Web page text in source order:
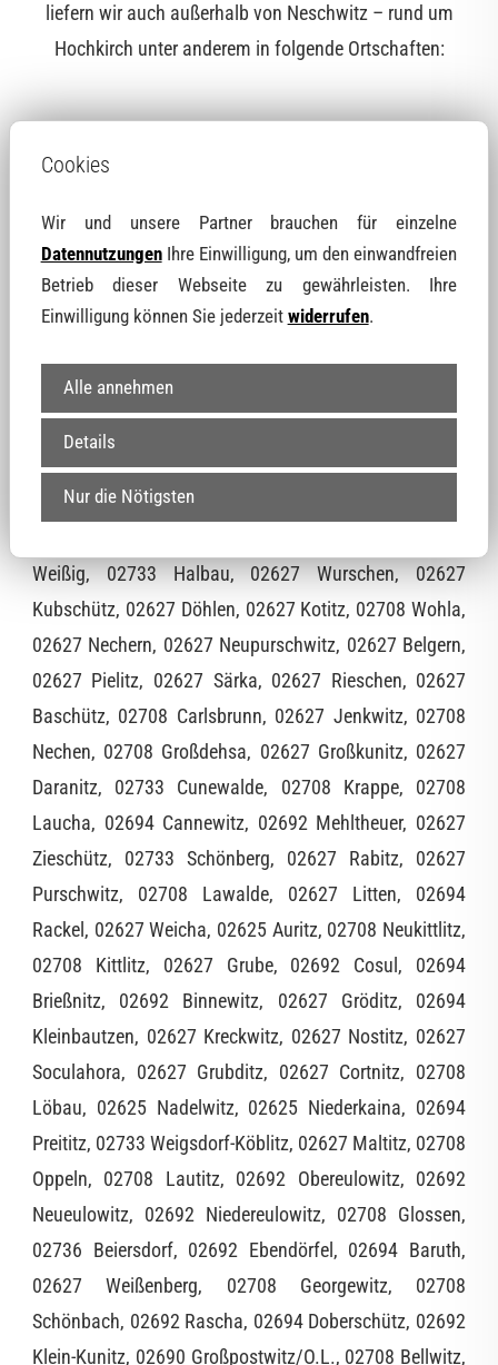
liefern wir auch außerhalb von Neschwitz – rund um
Hochkirch unter anderem in folgende Ortschaften:
02627 Kuppritz, 02627 Neukuppritz, 02627 Pommritz,
02627 Neuwuischke, 02627 Steindörfel, 02627
Kohlwesa, 02627 Plotzen, 02627 Sornßig, 02627
Wawitz, 02627 Meschwitz, 02627 Niethen, 02627
Wuischke, 02627 Rodewitz, 02627 Waditz, 02627
Lehn, 02627 Drehsa, 02627 Zschorna, 02627
Scheckwitz, 02627 Soritz, 02627 Breitendorf, 02627
Rachlau, 02627 Jauernick, 02627 Kumschütz, 02627
Lauske, 02627 Canitz-Christina, 02733 Czorneboh,
Weißig, 02733 Halbau, 02627 Wurschen, 02627
Kubschütz, 02627 Döhlen, 02627 Kotitz, 02708 Wohla,
02627 Nechern, 02627 Neupurschwitz, 02627 Belgern,
02627 Pielitz, 02627 Särka, 02627 Rieschen, 02627
Baschütz, 02708 Carlsbrunn, 02627 Jenkwitz, 02708
Nechen, 02708 Großdehsa, 02627 Großkunitz, 02627
Daranitz, 02733 Cunewalde, 02708 Krappe, 02708
Laucha, 02694 Cannewitz, 02692 Mehltheuer, 02627
Zieschütz, 02733 Schönberg, 02627 Rabitz, 02627
Purschwitz, 02708 Lawalde, 02627 Litten, 02694
Rackel, 02627 Weicha, 02625 Auritz, 02708 Neukittlitz,
02708 Kittlitz, 02627 Grube, 02692 Cosul, 02694
Brießnitz, 02692 Binnewitz, 02627 Gröditz, 02694
Kleinbautzen, 02627 Kreckwitz, 02627 Nostitz, 02627
Soculahora, 02627 Grubditz, 02627 Cortnitz, 02708
Löbau, 02625 Nadelwitz, 02625 Niederkaina, 02694
Preititz, 02733 Weigsdorf-Köblitz, 02627 Maltitz, 02708
Oppeln, 02708 Lautitz, 02692 Obereulowitz, 02692
Neueulowitz, 02692 Niedereulowitz, 02708 Glossen,
02736 Beiersdorf, 02692 Ebendörfel, 02694 Baruth,
02627 Weißenberg, 02708 Georgewitz, 02708
Schönbach, 02692 Rascha, 02694 Doberschütz, 02692
Klein-Kunitz, 02690 Großpostwitz/O.L., 02708 Bellwitz,
Cookies
Wir und unsere Partner brauchen für einzelne
DatennutzungenIhre Einwilligung, um den einwandfreien
Betrieb dieser Webseite zu gewährleisten. Ihre
Einwilligung können Sie jederzeit widerrufen.
Alle annehmen
Details
Nur die Nötigsten